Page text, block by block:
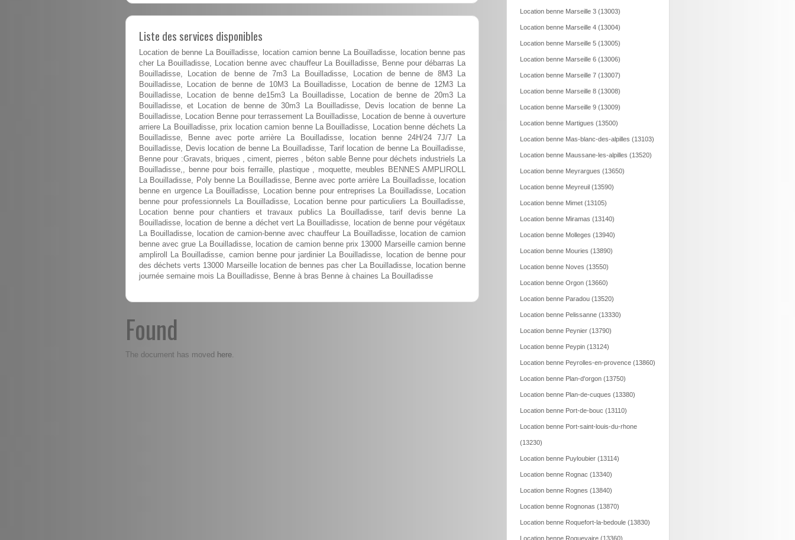
Liste des services disponibles
Location de benne La Bouilladisse, location camion benne La Bouilladisse, location benne pas
cher La Bouilladisse, Location benne avec chauffeur La Bouilladisse, Benne pour débarras La
Bouilladisse, Location de benne de 7m3 La Bouilladisse, Location de benne de 8M3 La
Bouilladisse, Location de benne de 10M3 La Bouilladisse, Location de benne de 12M3 La
Bouilladisse, Location de benne de15m3 La Bouilladisse, Location de benne de 20m3 La
Bouilladisse, et Location de benne de 30m3 La Bouilladisse, Devis location de benne La
Bouilladisse, Location Benne pour terrassement La Bouilladisse, Location de benne à ouverture
arriere La Bouilladisse, prix location camion benne La Bouilladisse, Location benne déchets La
Bouilladisse, Benne avec porte arrière La Bouilladisse, location benne 24H/24 7J/7 La
Bouilladisse, Devis location de benne La Bouilladisse, Tarif location de benne La Bouilladisse,
Benne pour :Gravats, briques , ciment, pierres , béton sable Benne pour déchets industriels La
Bouilladisse,, benne pour bois ferraille, plastique , moquette, meubles BENNES AMPLIROLL
La Bouilladisse, Poly benne La Bouilladisse, Benne avec porte arrière La Bouilladisse, location
benne en urgence La Bouilladisse, Location benne pour entreprises La Bouilladisse, Location
benne pour professionnels La Bouilladisse, Location benne pour particuliers La Bouilladisse,
Location benne pour chantiers et travaux publics La Bouilladisse, tarif devis benne La
Bouilladisse, location de benne a déchet vert La Bouilladisse, location de benne pour végétaux
La Bouilladisse, location de camion-benne avec chauffeur La Bouilladisse, location de camion
benne avec grue La Bouilladisse, location de camion benne prix 13000 Marseille camion benne
ampliroll La Bouilladisse, camion benne pour jardinier La Bouilladisse, location de benne pour
des déchets verts 13000 Marseille location de bennes pas cher La Bouilladisse, location benne
journée semaine mois La Bouilladisse, Benne à bras Benne à chaines La Bouilladisse
Found
The document has moved here.
Location benne Marseille 3 (13003)
Location benne Marseille 4 (13004)
Location benne Marseille 5 (13005)
Location benne Marseille 6 (13006)
Location benne Marseille 7 (13007)
Location benne Marseille 8 (13008)
Location benne Marseille 9 (13009)
Location benne Martigues (13500)
Location benne Mas-blanc-des-alpilles (13103)
Location benne Maussane-les-alpilles (13520)
Location benne Meyrargues (13650)
Location benne Meyreuil (13590)
Location benne Mimet (13105)
Location benne Miramas (13140)
Location benne Molleges (13940)
Location benne Mouries (13890)
Location benne Noves (13550)
Location benne Orgon (13660)
Location benne Paradou (13520)
Location benne Pelissanne (13330)
Location benne Peynier (13790)
Location benne Peypin (13124)
Location benne Peyrolles-en-provence (13860)
Location benne Plan-d'orgon (13750)
Location benne Plan-de-cuques (13380)
Location benne Port-de-bouc (13110)
Location benne Port-saint-louis-du-rhone
(13230)
Location benne Puyloubier (13114)
Location benne Rognac (13340)
Location benne Rognes (13840)
Location benne Rognonas (13870)
Location benne Roquefort-la-bedoule (13830)
Location benne Roquevaire (13360)